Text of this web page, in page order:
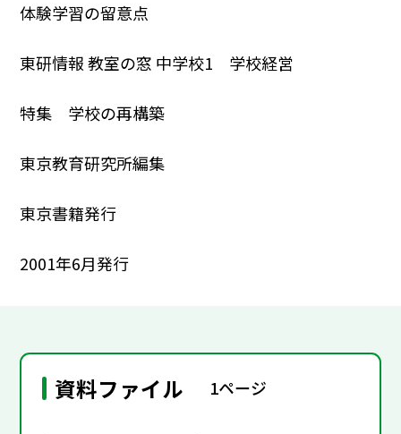
体験学習の留意点
東研情報 教室の窓 中学校1 学校経営
特集 学校の再構築
東京教育研究所編集
東京書籍発行
2001年6月発行
資料ファイル 1ページ